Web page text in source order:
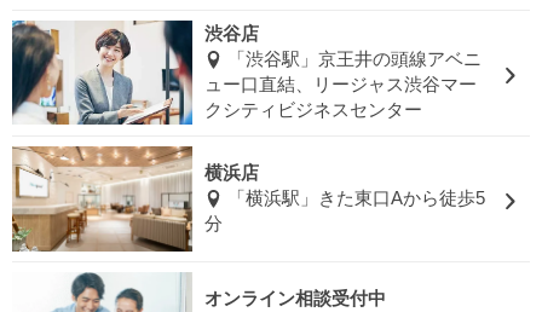
渋谷店
「渋谷駅」京王井の頭線アベニ
ュー口直結、リージャス渋谷マー
クシティビジネスセンター
横浜店
「横浜駅」きた東口Aから徒歩5
分
オンライン相談受付中